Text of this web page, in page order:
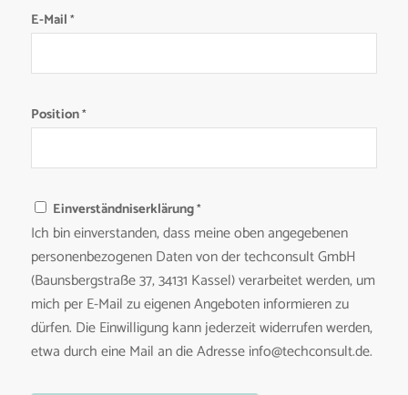
E-Mail(erforderlich)
*
Position(erforderlich)
*
Einverständniserklärung(erforderlich)
*
Ich bin einverstanden, dass meine oben angegebenen
personenbezogenen Daten von der techconsult GmbH
(Baunsbergstraße 37, 34131 Kassel) verarbeitet werden, um
mich per E-Mail zu eigenen Angeboten informieren zu
dürfen. Die Einwilligung kann jederzeit widerrufen werden,
etwa durch eine Mail an die Adresse info@techconsult.de.